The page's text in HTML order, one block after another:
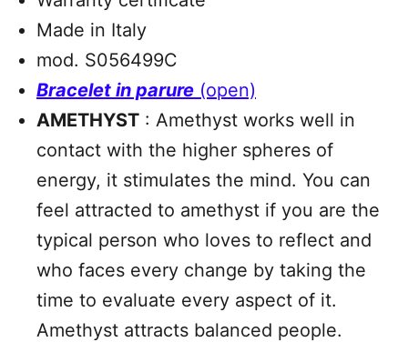
Made in Italy
mod. S056499C
Bracelet in parure (open)
AMETHYST : Amethyst works well in
contact with the higher spheres of
energy, it stimulates the mind. You can
feel attracted to amethyst if you are the
typical person who loves to reflect and
who faces every change by taking the
time to evaluate every aspect of it.
Amethyst attracts balanced people.